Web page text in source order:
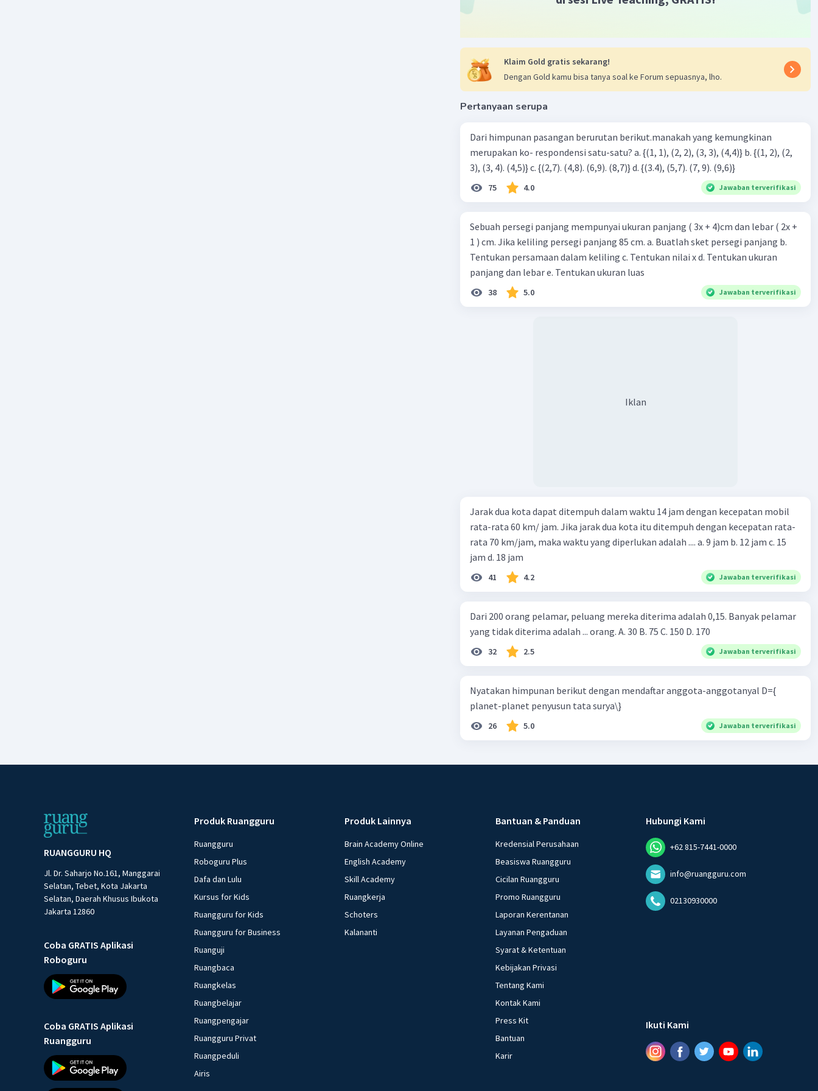
Beri Rating· 1
Klaim Gold gratis sekarang!
Dengan Gold kamu bisa tanya soal ke Forum sepuasnya, lho.
Pertanyaan serupa
Dari himpunan pasangan berurutan berikut.manakah yang kemungkinan
merupakan ko- respondensi satu-satu? a. {(1, 1), (2, 2), (3, 3), (4,4)} b. {(1, 2), (2,
3), (3, 4). (4,5)} c. {(2,7). (4,8). (6,9). (8,7)} d. {(3.4), (5,7). (7, 9). (9,6)}
75 4.0 Jawaban terverifikasi
Sebuah persegi panjang mempunyai ukuran panjang ( 3x + 4)cm dan lebar ( 2x +
1 ) cm. Jika keliling persegi panjang 85 cm. a. Buatlah sket persegi panjang b.
Tentukan persamaan dalam keliling c. Tentukan nilai x d. Tentukan ukuran
panjang dan lebar e. Tentukan ukuran luas
38 5.0 Jawaban terverifikasi
Iklan
Jarak dua kota dapat ditempuh dalam waktu 14 jam dengan kecepatan mobil
rata-rata 60 km/ jam. Jika jarak dua kota itu ditempuh dengan kecepatan rata-
rata 70 km/jam, maka waktu yang diperlukan adalah .... a. 9 jam b. 12 jam c. 15
jam d. 18 jam
41 4.2 Jawaban terverifikasi
Dari 200 orang pelamar, peluang mereka diterima adalah 0,15. Banyak pelamar
yang tidak diterima adalah ... orang. A. 30 B. 75 C. 150 D. 170
32 2.5 Jawaban terverifikasi
Nyatakan himpunan berikut dengan mendaftar anggota-anggotanyal D={
planet-planet penyusun tata surya\}
26 5.0 Jawaban terverifikasi
RUANGGURU HQ
Jl. Dr. Saharjo No.161, Manggarai
Selatan, Tebet, Kota Jakarta
Selatan, Daerah Khusus Ibukota
Jakarta 12860
Coba GRATIS Aplikasi
Roboguru
Coba GRATIS Aplikasi
Ruangguru
Produk Ruangguru
Ruangguru
Roboguru Plus
Dafa dan Lulu
Kursus for Kids
Ruangguru for Kids
Ruangguru for Business
Ruanguji
Ruangbaca
Ruangkelas
Ruangbelajar
Ruangpengajar
Ruangguru Privat
Ruangpeduli
Airis
Produk Lainnya
Brain Academy Online
English Academy
Skill Academy
Ruangkerja
Schoters
Kalananti
Bantuan & Panduan
Kredensial Perusahaan
Beasiswa Ruangguru
Cicilan Ruangguru
Promo Ruangguru
Laporan Kerentanan
Layanan Pengaduan
Syarat & Ketentuan
Kebijakan Privasi
Tentang Kami
Kontak Kami
Press Kit
Bantuan
Karir
Hubungi Kami
+62 815-7441-0000
info@ruangguru.com
02130930000
Ikuti Kami